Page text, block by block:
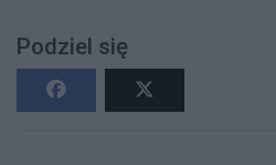
Podziel się